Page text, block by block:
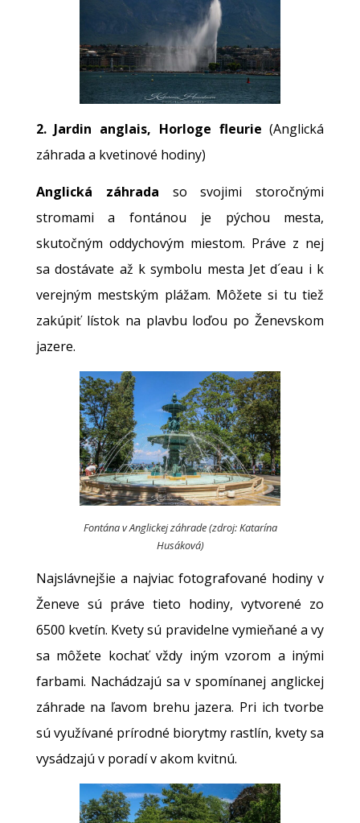
2. Jardin anglais, Horloge fleurie (Anglická
záhrada a kvetinové hodiny)
Anglická záhrada so svojimi storočnými
stromami a fontánou je pýchou mesta,
skutočným oddychovým miestom. Práve z nej
sa dostávate až k symbolu mesta Jet d´eau i k
verejným mestským plážam. Môžete si tu tiež
zakúpiť lístok na plavbu loďou po Ženevskom
jazere.
Fontána v Anglickej záhrade (zdroj: Katarína
Husáková)
Najslávnejšie a najviac fotografované hodiny v
Ženeve sú práve tieto hodiny, vytvorené zo
6500 kvetín. Kvety sú pravidelne vymieňané a vy
sa môžete kochať vždy iným vzorom a inými
farbami. Nachádzajú sa v spomínanej anglickej
záhrade na ľavom brehu jazera. Pri ich tvorbe
sú využívané prírodné biorytmy rastlín, kvety sa
vysádzajú v poradí v akom kvitnú.